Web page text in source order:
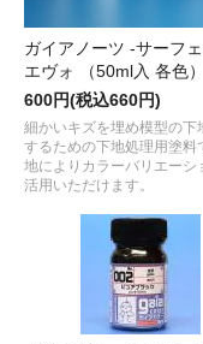
ガイアノーツ -サーフ
エヴォ （50ml入 各色）
600円(税込660円)
細かいキズを埋め模型の下
するための下地処理用塗料
地によりカラーバリエーシ
活用いただけます。